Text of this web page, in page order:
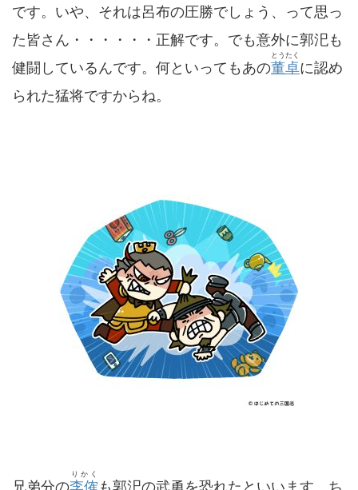
です。いや、それは呂布の圧勝でしょう、って思っ
た皆さん・・・・・・正解です。でも意外に郭汜も
健闘しているんです。何といってもあの董卓
とうたく
に認め
られた猛将ですからね。
兄弟分の李傕
りかく
も郭汜の武勇を恐れたといいます。ち